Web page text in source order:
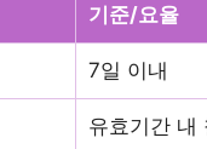
기준/요율
7일 이내
유효기간 내